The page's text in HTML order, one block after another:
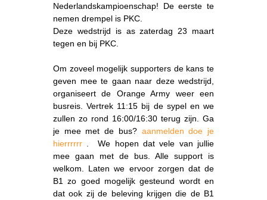
Nederlandskampioenschap! De eerste te
nemen drempel is PKC.
Deze wedstrijd is as zaterdag 23 maart
tegen en bij PKC.
Om zoveel mogelijk supporters de kans te
geven mee te gaan naar deze wedstrijd,
organiseert de Orange Army weer een
busreis. Vertrek 11:15 bij de sypel en we
zullen zo rond 16:00/16:30 terug zijn. Ga
je mee met de bus? aanmelden doe je
hierrrrrr . We hopen dat vele van jullie
mee gaan met de bus. Alle support is
welkom. Laten we ervoor zorgen dat de
B1 zo goed mogelijk gesteund wordt en
dat ook zij de beleving krijgen die de B1